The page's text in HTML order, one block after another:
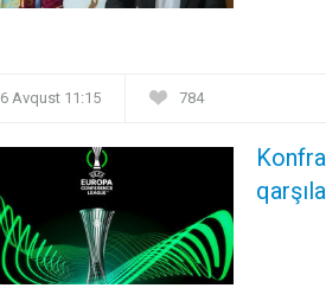
6 Avqust 11:15 784